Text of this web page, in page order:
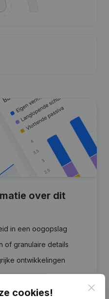
over dit
in een oogopslag
of granulaire details
ontwikkelingen
cookies!